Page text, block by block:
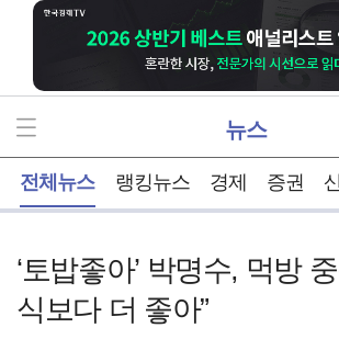
뉴스
전체뉴스 랭킹뉴스 경제 증권
‘토밥좋아’ 박명수, 먹방
식보다 더 좋아”